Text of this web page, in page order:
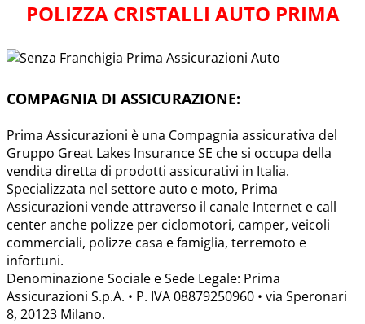
POLIZZA CRISTALLI AUTO PRIMA
COMPAGNIA DI ASSICURAZIONE:
Prima Assicurazioni è una Compagnia assicurativa del
Gruppo Great Lakes Insurance SE che si occupa della
vendita diretta di prodotti assicurativi in Italia.
Specializzata nel settore auto e moto, Prima
Assicurazioni vende attraverso il canale Internet e call
center anche polizze per ciclomotori, camper, veicoli
commerciali, polizze casa e famiglia, terremoto e
infortuni.
Denominazione Sociale e Sede Legale: Prima
Assicurazioni S.p.A. • P. IVA 08879250960 • via Speronari
8, 20123 Milano.